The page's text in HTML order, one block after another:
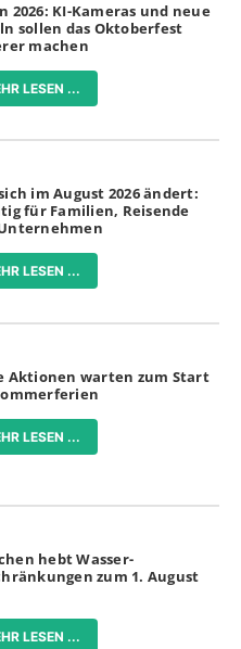
2026: KI-Kameras und neue
sollen das Oktoberfest
machen
LESEN ...
im August 2026 ändert:
für Familien, Reisende
LESEN ...
Aktionen warten zum Start
LESEN ...
hebt Wasser-
zum 1. August
LESEN ...